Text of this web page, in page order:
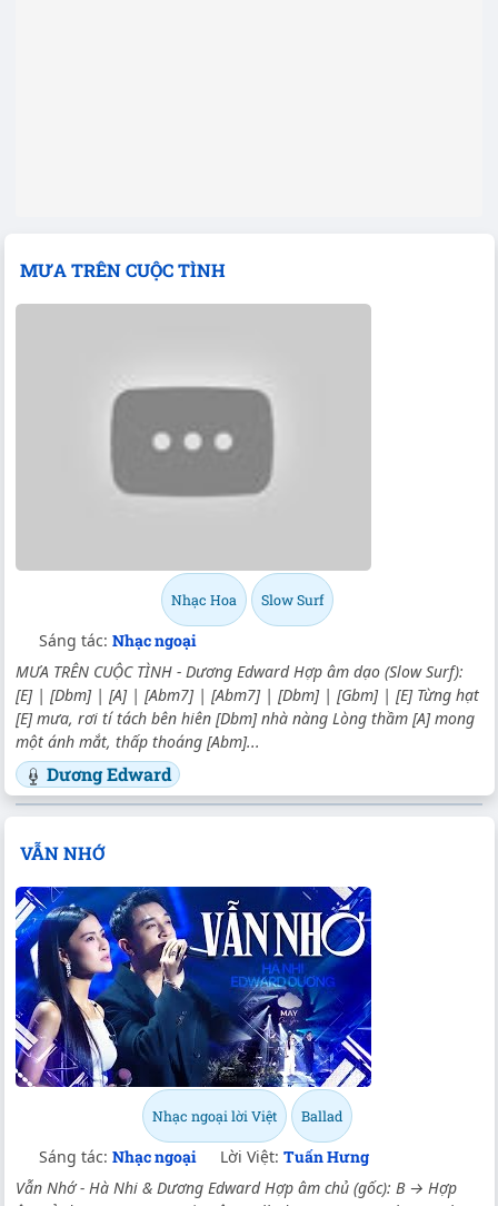
MƯA TRÊN CUỘC TÌNH
Nhạc Hoa Slow Surf
Sáng tác: Nhạc ngoại
MƯA TRÊN CUỘC TÌNH - Dương Edward Hợp âm dạo (Slow Surf):
[E] | [Dbm] | [A] | [Abm7] | [Abm7] | [Dbm] | [Gbm] | [E] Từng hạt
[E] mưa, rơi tí tách bên hiên [Dbm] nhà nàng Lòng thầm [A] mong
một ánh mắt, thấp thoáng [Abm]...
Dương Edward
VẪN NHỚ
Nhạc ngoại lời Việt Ballad
Sáng tác: Nhạc ngoại Lời Việt: Tuấn Hưng
Vẫn Nhớ - Hà Nhi & Dương Edward Hợp âm chủ (gốc): B → Hợp